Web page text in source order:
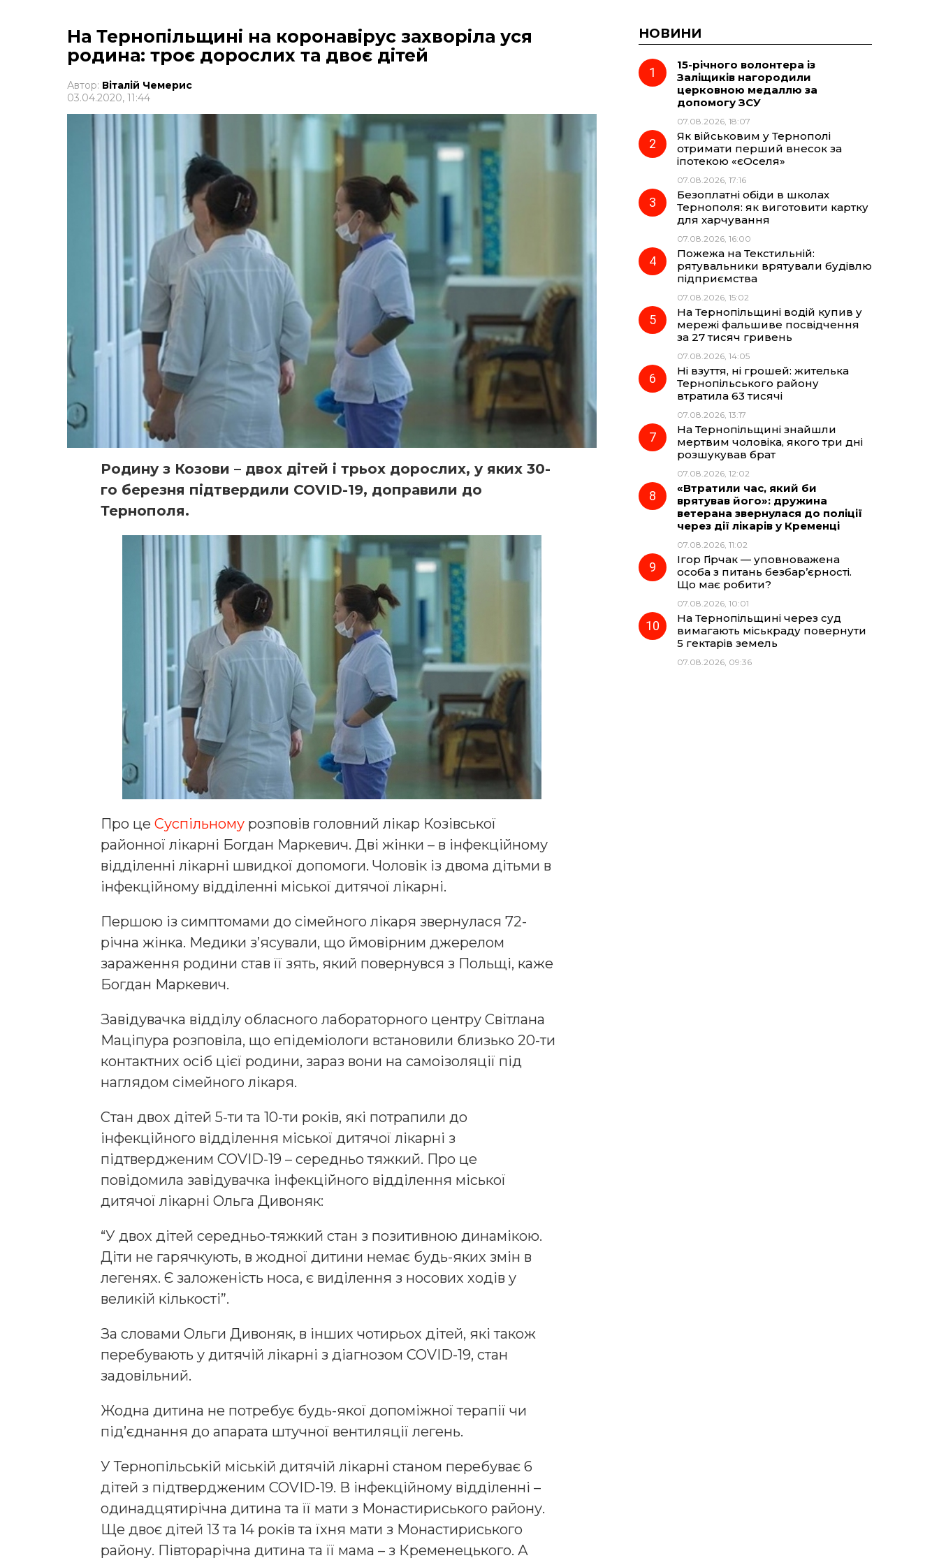
На Тернопільщині на коронавірус захворіла уся
родина: троє дорослих та двоє дітей
Автор: Віталій Чемерис
03.04.2020, 11:44
Родину з Козови – двох дітей і трьох дорослих, у яких 30-
го березня підтвердили COVID-19, доправили до
Тернополя.
Про це Суспільному розповів головний лікар Козівської
районної лікарні Богдан Маркевич. Дві жінки – в інфекційному
відділенні лікарні швидкої допомоги. Чоловік із двома дітьми в
інфекційному відділенні міської дитячої лікарні.
Першою із симптомами до сімейного лікаря звернулася 72-
річна жінка. Медики з’ясували, що ймовірним джерелом
зараження родини став її зять, який повернувся з Польщі, каже
Богдан Маркевич.
Завідувачка відділу обласного лабораторного центру Світлана
Маціпура розповіла, що епідеміологи встановили близько 20-ти
контактних осіб цієї родини, зараз вони на самоізоляції під
наглядом сімейного лікаря.
Стан двох дітей 5-ти та 10-ти років, які потрапили до
інфекційного відділення міської дитячої лікарні з
підтвердженим COVID-19 – середньо тяжкий. Про це
повідомила завідувачка інфекційного відділення міської
дитячої лікарні Ольга Дивоняк:
“У двох дітей середньо-тяжкий стан з позитивною динамікою.
Діти не гарячкують, в жодної дитини немає будь-яких змін в
легенях. Є заложеність носа, є виділення з носових ходів у
великій кількості”.
За словами Ольги Дивоняк, в інших чотирьох дітей, які також
перебувають у дитячій лікарні з діагнозом COVID-19, стан
задовільний.
Жодна дитина не потребує будь-якої допоміжної терапії чи
під’єднання до апарата штучної вентиляції легень.
У Тернопільській міській дитячій лікарні станом перебуває 6
дітей з підтвердженим COVID-19. В інфекційному відділенні –
одинадцятирічна дитина та її мати з Монастириського району.
Ще двоє дітей 13 та 14 років та їхня мати з Монастириського
району. Півторарічна дитина та її мама – з Кременецького. А
НОВИНИ
15-річного волонтера із
Заліщиків нагородили
церковною медаллю за
допомогу ЗСУ
07.08.2026, 18:07
Як військовим у Тернополі
отримати перший внесок за
іпотекою «єОселя»
07.08.2026, 17:16
Безоплатні обіди в школах
Тернополя: як виготовити картку
для харчування
07.08.2026, 16:00
Пожежа на Текстильній:
рятувальники врятували будівлю
підприємства
07.08.2026, 15:02
На Тернопільщині водій купив у
мережі фальшиве посвідчення
за 27 тисяч гривень
07.08.2026, 14:05
Ні взуття, ні грошей: жителька
Тернопільського району
втратила 63 тисячі
07.08.2026, 13:17
На Тернопільщині знайшли
мертвим чоловіка, якого три дні
розшукував брат
07.08.2026, 12:02
«Втратили час, який би
врятував його»: дружина
ветерана звернулася до поліції
через дії лікарів у Кременці
07.08.2026, 11:02
Ігор Гірчак — уповноважена
особа з питань безбар’єрності.
Що має робити?
07.08.2026, 10:01
На Тернопільщині через суд
вимагають міськраду повернути
5 гектарів земель
07.08.2026, 09:36